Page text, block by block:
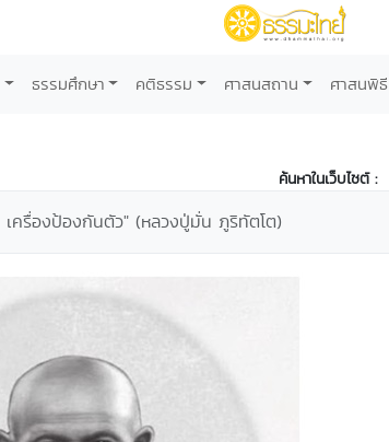
ธรรมศึกษา คติธรรม ศาสนสถาน ศาสนพิธี
ค้นหาในเว็บไซต์ :
เครื่องป้องกันตัว" (หลวงปู่มั่น ภูริทัตโต)